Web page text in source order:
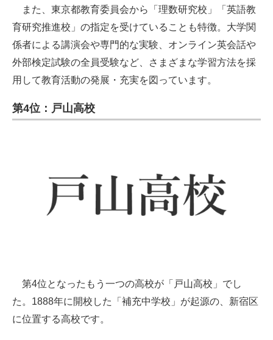
また、東京都教育委員会から「理数研究校」「英語教
育研究推進校」の指定を受けていることも特徴。大学関
係者による講演会や専門的な実験、オンライン英会話や
外部検定試験の全員受験など、さまざまな学習方法を採
用して教育活動の発展・充実を図っています。
第4位：戸山高校
第4位となったもう一つの高校が「戸山高校」でし
た。1888年に開校した「補充中学校」が起源の、新宿区
に位置する高校です。